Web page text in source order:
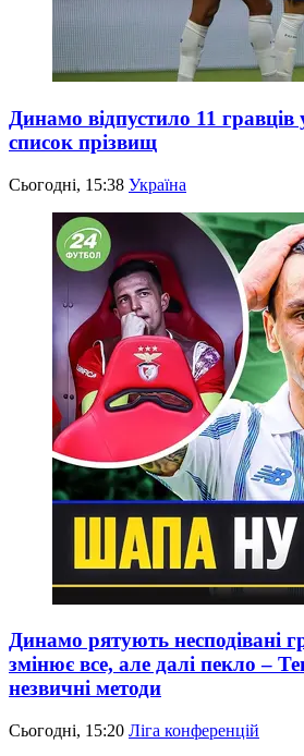
Динамо відпустило 11 гравців
список прізвищ
Сьогодні, 15:38 Україна
Динамо рятують несподівані
змінює все, але далі пекло –
незвичні методи
Сьогодні, 15:20 Ліга конференцій